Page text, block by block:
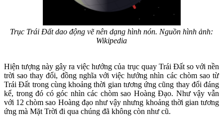
Trục Trái Đất dao động vẽ nên dạng hình nón. Nguồn hình ảnh:
Wikipedia
Hiện tượng này gây ra việc hướng của trục quay Trái Đất so với nền
trời sao thay đổi, đồng nghĩa với việc hướng nhìn các chòm sao từ
Trái Đất trong cùng khoảng thời gian tương ứng cũng thay đổi đáng
kể, trong đó có góc nhìn các chòm sao Hoàng Đạo. Như vậy vẫn
với 12 chòm sao Hoàng đạo như vậy nhưng khoảng thời gian tương
ứng mà Mặt Trời đi qua chúng đã không còn như cũ.